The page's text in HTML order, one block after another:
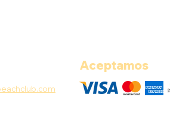
Aceptamos